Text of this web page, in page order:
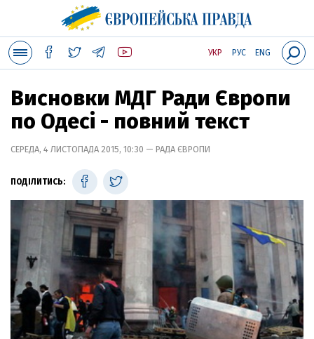
УКР РУС ENG
Висновки МДГ Ради Європи
по Одесі - повний текст
СЕРЕДА, 4 ЛИСТОПАДА 2015, 10:30 — РАДА ЄВРОПИ
ПОДІЛИТИСЬ: